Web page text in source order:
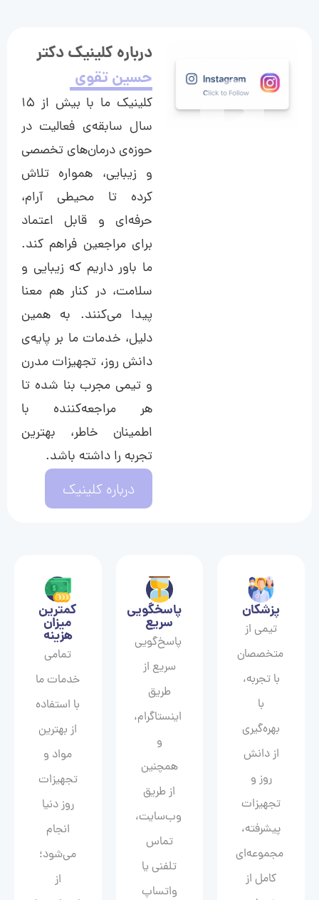
درباره کلینیک دکتر
حسین تقوی
کلینیک ما با بیش از ۱۵
سال سابقه‌ی فعالیت در
حوزه‌ی درمان‌های تخصصی
و زیبایی، همواره تلاش
کرده تا محیطی آرام،
حرفه‌ای و قابل اعتماد
برای مراجعین فراهم کند.
ما باور داریم که زیبایی و
سلامت، در کنار هم معنا
پیدا می‌کنند. به همین
دلیل، خدمات ما بر پایه‌ی
دانش روز، تجهیزات مدرن
و تیمی مجرب بنا شده تا
هر مراجعه‌کننده با
اطمینان خاطر، بهترین
تجربه را داشته باشد.
درباره کلینیک
پزشکان
تیمی از
متخصصان
با تجربه،
با
بهره‌گیری
از دانش
روز و
تجهیزات
پیشرفته،
مجموعه‌ای
کامل از
پاسخگویی
سریع
پاسخ‌گویی
سریع از
طریق
اینستاگرام،
و
همچنین
از طریق
وب‌سایت،
تماس
تلفنی یا
واتساپ
کمترین
میزان
هزینه
تمامی
خدمات ما
با استفاده
از بهترین
مواد و
تجهیزات
روز دنیا
انجام
می‌شود؛
از